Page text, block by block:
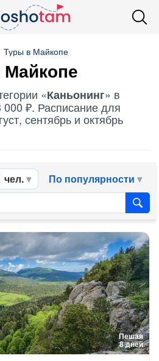
Туры в Майкопе
Майкопе
«Каньонинг» в
₽. Расписание для
сентябрь и октябрь
чел. По популярности
Пешая
8 дней